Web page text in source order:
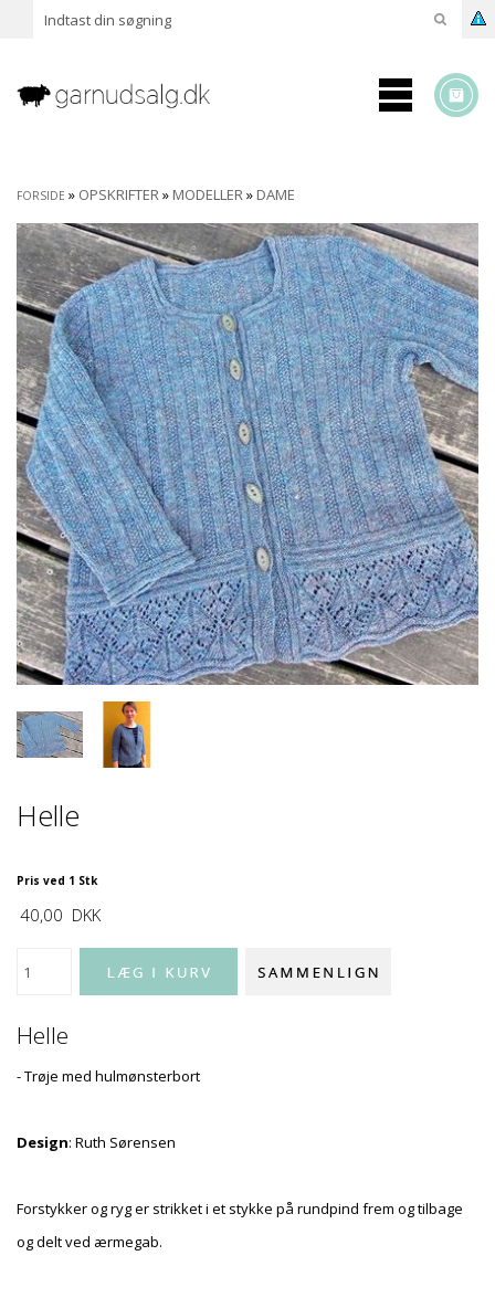
FORSIDE » OPSKRIFTER» MODELLER» DAME
Helle
Pris ved 1 Stk
40,00 DKK
Helle
- Trøje med hulmønsterbort
Design: Ruth Sørensen
Forstykker og ryg er strikket i et stykke på rundpind frem og tilbage
og delt ved ærmegab.